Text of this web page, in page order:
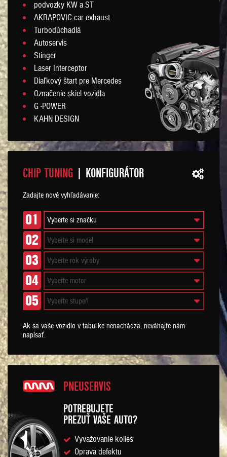
podvozky KW a ST
AKRAPOVIC car exhaust
Turbodúchadlá
Autoservis
Stinger
Laser Interceptor
Diaľkový štart pre Mercedes
Označenie skiel vozidla
G -POWER
KAHN DESIGN
CHIP TUNING | KONFIGURÁTOR
Zadajte nové vyhľadávanie:
01
02
03
04
05
Ak sa vaše vozidlo v tabuľke nenachádza, neváhajte nám
napísať.
PNEUSERVIS
POTREBUJETE
PREZUŤ VAŠE AUTO?
Vyvažovanie kolies
Oprava defektu